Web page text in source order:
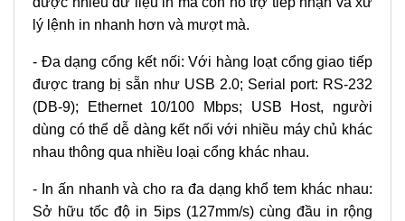
lý lệnh in nhanh hơn và mượt mà.
- Đa dạng cổng kết nối: Với hàng loạt cổng giao tiếp
được trang bị sẵn như USB 2.0; Serial port: RS-232
(DB-9); Ethernet 10/100 Mbps; USB Host, người
dùng có thể dễ dàng kết nối với nhiều máy chủ khác
nhau thông qua nhiều loại cổng khác nhau.
- In ấn nhanh và cho ra đa dạng khổ tem khác nhau:
Sở hữu tốc độ in 5ips (127mm/s) cùng đầu in rộng